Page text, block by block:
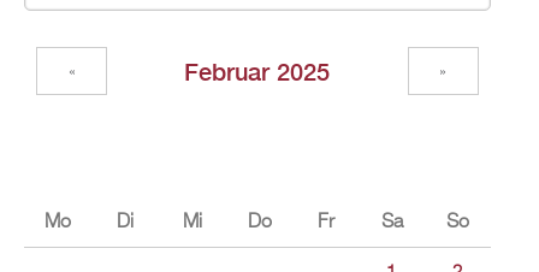
Februar 2025
« »
Mo Di Mi Do Fr Sa So